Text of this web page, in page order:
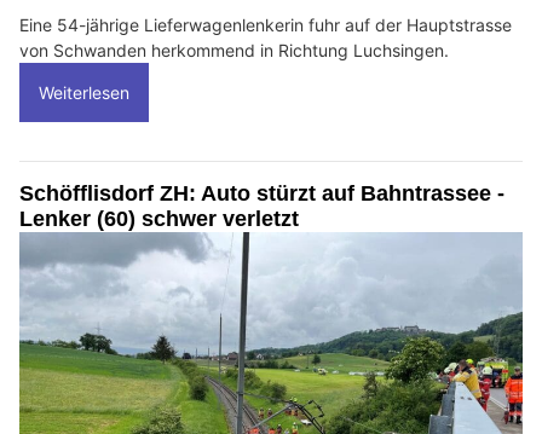
Eine 54-jährige Lieferwagenlenkerin fuhr auf der Hauptstrasse
von Schwanden herkommend in Richtung Luchsingen.
Weiterlesen
Schöfflisdorf ZH: Auto stürzt auf Bahntrassee -
Lenker (60) schwer verletzt